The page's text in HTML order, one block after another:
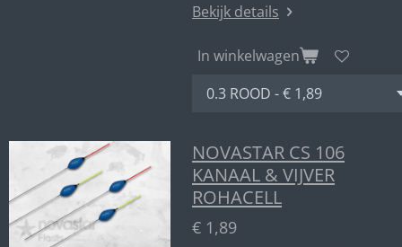
Bekijk details
In winkelwagen
NOVASTAR CS 106
KANAAL & VIJVER
ROHACELL
€ 1,89